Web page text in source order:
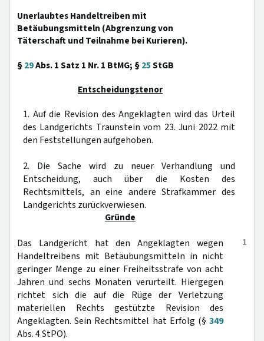
Unerlaubtes Handeltreiben mit
Betäubungsmitteln (Abgrenzung von
Täterschaft und Teilnahme bei Kurieren).
§29Abs. 1 Satz 1 Nr. 1 BtMG; §25StGB
Entscheidungstenor
1. Auf die Revision des Angeklagten wird das Urteil
des Landgerichts Traunstein vom 23. Juni 2022 mit
den Feststellungen aufgehoben.
2. Die Sache wird zu neuer Verhandlung und
Entscheidung, auch über die Kosten des
Rechtsmittels, an eine andere Strafkammer des
Landgerichts zurückverwiesen.
Gründe
1
Das Landgericht hat den Angeklagten wegen
Handeltreibens mit Betäubungsmitteln in nicht
geringer Menge zu einer Freiheitsstrafe von acht
Jahren und sechs Monaten verurteilt. Hiergegen
richtet sich die auf die Rüge der Verletzung
materiellen Rechts gestützte Revision des
Angeklagten. Sein Rechtsmittel hat Erfolg (§ 349
Abs. 4 StPO).